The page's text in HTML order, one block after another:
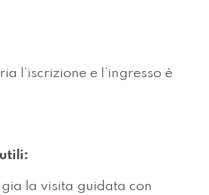
l’iscrizione e l’ingresso è
la visita guidata con